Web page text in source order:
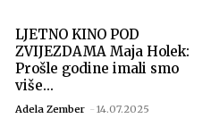
LJETNO KINO POD
ZVIJEZDAMA Maja Holek:
Prošle godine imali smo
više...
Adela Zember - 14.07.2025